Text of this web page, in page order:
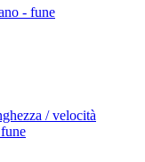
- fune
/ velocità